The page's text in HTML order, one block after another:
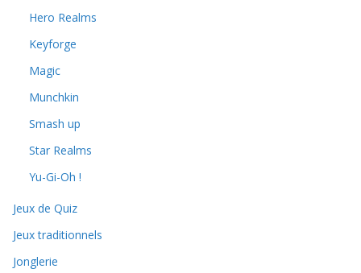
Hero Realms
Keyforge
Magic
Munchkin
Smash up
Star Realms
Yu-Gi-Oh !
Jeux de Quiz
Jeux traditionnels
Jonglerie